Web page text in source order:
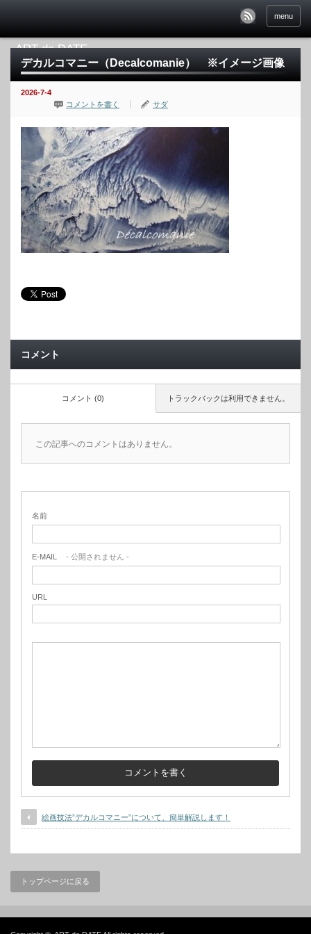
menu
デカルコマニー（Decalcomanie） ※イメージ画像
2026-7-4
コメントを書く
サダ
コメント
トラックバックは利用できません。
コメント (0)
この記事へのコメントはありません。
名前
E-MAIL - 公開されません -
URL
絵画技法”デカルコマニー”について、簡単解説します！
トップページに戻る